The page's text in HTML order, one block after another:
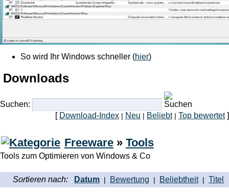
So wird Ihr Windows schneller (hier)
Downloads
Suchen:
[ Download-Index Neu Beliebt Top bewertet]
Freeware » Tools
Tools zum Optimieren von Windows & Co
Sortieren nach: Datum Bewertung Beliebtheit Titel